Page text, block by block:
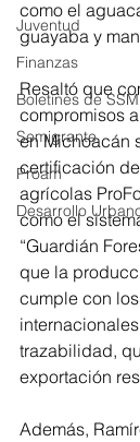
Juventud
Finanzas
Boletines de SSM
Semigrante
Proam
Desarrollo
como el
guayaba y
Resaltó que
compromisos
en Michoacán
certificación
agrícolas
como el
“Guardián
que la
cumple con
trazabilidad,
exportación
Además,